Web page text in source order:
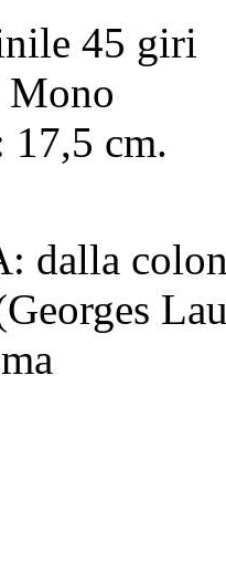
45 giri
Mono
17,5 cm.
dalla